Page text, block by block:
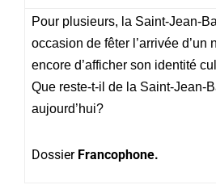
Pour plusieurs, la Saint-Jean-
occasion de fêter l’arrivée d’un
encore d’afficher son identité
Que reste-t-il de la Saint-Jean-
aujourd’hui?
Dossier Francophone.